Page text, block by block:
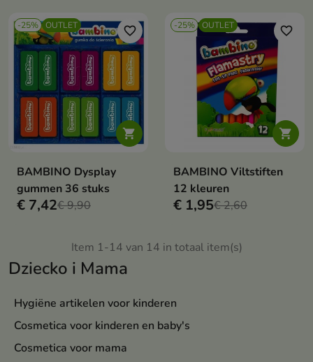
Dziecko i Mama
Hygiëne artikelen voor kinderen
Cosmetica voor kinderen en baby's
Cosmetica voor mama
veilig, creatief speelplezier.
-25% OUTLET

favorite_border
BAMBINO Dysplay
gummen 36 stuks
€ 7,42€ 9,90
-25% OUTLET

favorite_border
BAMBINO Viltstiften
12 kleuren
€ 1,95€ 2,60
Item 1-14 van 14 in totaal item(s)